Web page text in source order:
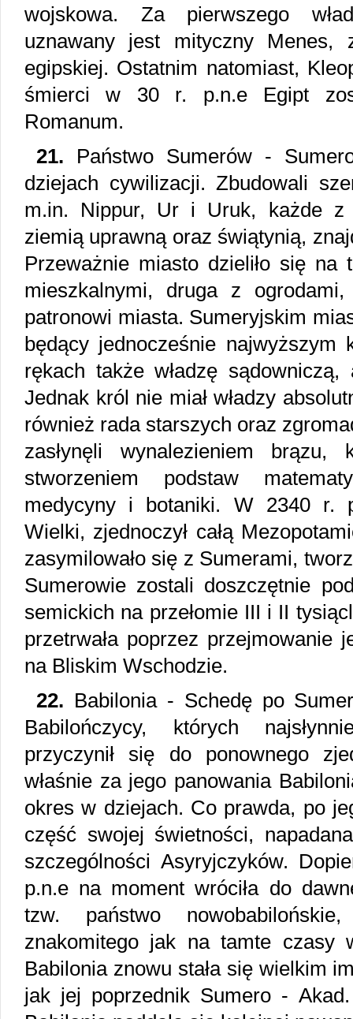
wojskowa. Za pierwszego
uznawany jest mityczny Menes,
egipskiej. Ostatnim natomiast,
śmierci w 30 r. p.n.e Egipt
Romanum.
21. Państwo Sumerów -
dziejach cywilizacji. Zbudowali
m.in. Nippur, Ur i Uruk, każde z
ziemią uprawną oraz świątynią,
Przeważnie miasto dzieliło się
mieszkalnymi, druga z
patronowi miasta. Sumeryjskim
będący jednocześnie najwyższym
rękach także władzę
Jednak król nie miał władzy
również rada starszych oraz
zasłynęli wynalezieniem
stworzeniem podstaw
medycyny i botaniki. W 2340 r.
Wielki, zjednoczył całą
zasymilowało się z Sumerami,
Sumerowie zostali doszczętnie
semickich na przełomie III i II
przetrwała poprzez przejmowanie
na Bliskim Wschodzie.
22. Babilonia - Schedę po
Babilończycy, których
przyczynił się do ponownego
właśnie za jego panowania
okres w dziejach. Co prawda, po
część swojej świetności,
szczególności Asyryjczyków.
p.n.e na moment wróciła do
tzw. państwo
znakomitego jak na tamte czasy
Babilonia znowu stała się wielkim
jak jej poprzednik Sumero -